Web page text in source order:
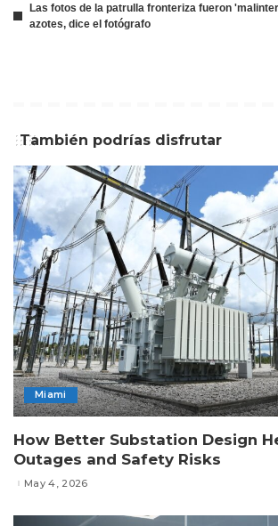
Las fotos de la patrulla fronteriza fueron
azotes, dice el fotógrafo
También podrías disfrutar
Miami
How Better Substation Design
Outages and Safety Risks
May 4, 2026